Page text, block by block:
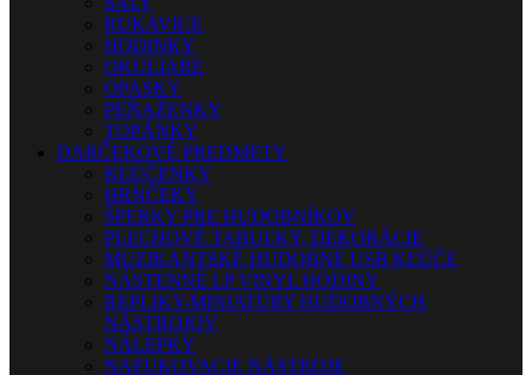
RUKAVICE
HODINKY
OKULIARE
OPASKY
PEŇAŽENKY
TOPÁNKY
DARČEKOVÉ PREDMETY
KĽÚČENKY
HRNČEKY
ŠPERKY PRE HUDOBNÍKOV
PLECHOVÉ TABUĽKY, DEKORÁCIE
MUZIKANTSKÉ HUDOBNÉ USB KĽÚČE
NÁSTENNÉ LP VINYL HODINY
REPLIKY-MINIATÚRY HUDOBNÝCH
NÁSTROJOV
NÁLEPKY
NAFUKOVACIE NÁSTROJE